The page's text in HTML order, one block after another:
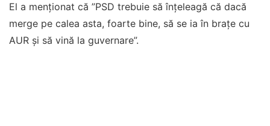
El a menţionat că ”PSD trebuie să înţeleagă că dacă
merge pe calea asta, foarte bine, să se ia în braţe cu
AUR şi să vină la guvernare”.